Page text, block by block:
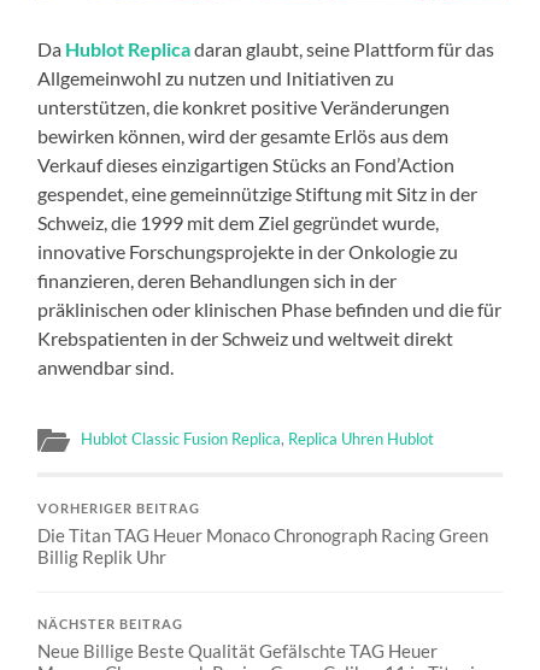
Da Hublot Replicadaran glaubt, seine Plattform für das
Allgemeinwohl zu nutzen und Initiativen zu
unterstützen, die konkret positive Veränderungen
bewirken können, wird der gesamte Erlös aus dem
Verkauf dieses einzigartigen Stücks an Fond’Action
gespendet, eine gemeinnützige Stiftung mit Sitz in der
Schweiz, die 1999 mit dem Ziel gegründet wurde,
innovative Forschungsprojekte in der Onkologie zu
finanzieren, deren Behandlungen sich in der
präklinischen oder klinischen Phase befinden und die für
Krebspatienten in der Schweiz und weltweit direkt
anwendbar sind.
Hublot Classic Fusion Replica, Replica Uhren Hublot
VORHERIGER BEITRAG
Die Titan TAG Heuer Monaco Chronograph Racing Green
Billig Replik Uhr
NÄCHSTER BEITRAG
Neue Billige Beste Qualität Gefälschte TAG Heuer